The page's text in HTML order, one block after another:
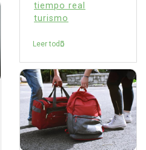
tiempo real
turismo
Leer todo